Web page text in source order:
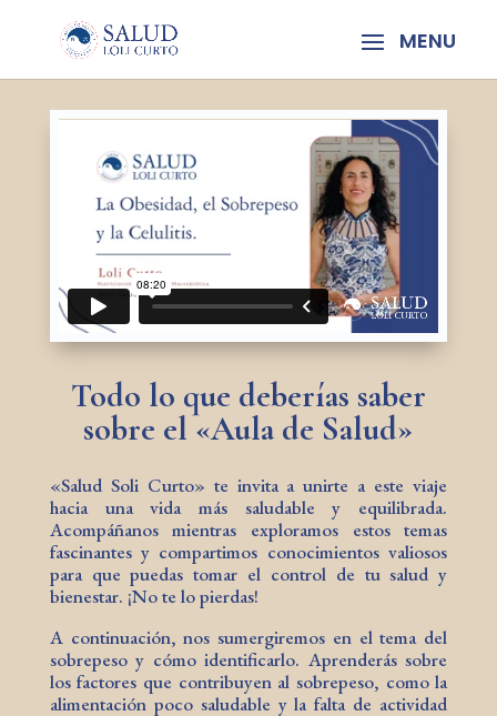
Todo lo que deberías saber
sobre el «Aula de Salud»
«Salud Soli Curto» te invita a unirte a este viaje
hacia una vida más saludable y equilibrada.
Acompáñanos mientras exploramos estos temas
fascinantes y compartimos conocimientos valiosos
para que puedas tomar el control de tu salud y
bienestar. ¡No te lo pierdas!
A continuación, nos sumergiremos en el tema del
sobrepeso y cómo identificarlo. Aprenderás sobre
los factores que contribuyen al sobrepeso, como la
alimentación poco saludable y la falta de actividad